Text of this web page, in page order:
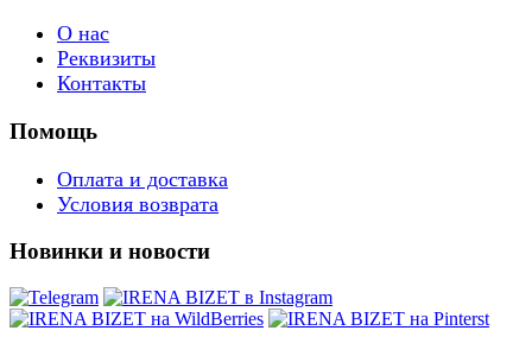
О нас
Реквизиты
Контакты
Помощь
Оплата и доставка
Условия возврата
Новинки и новости